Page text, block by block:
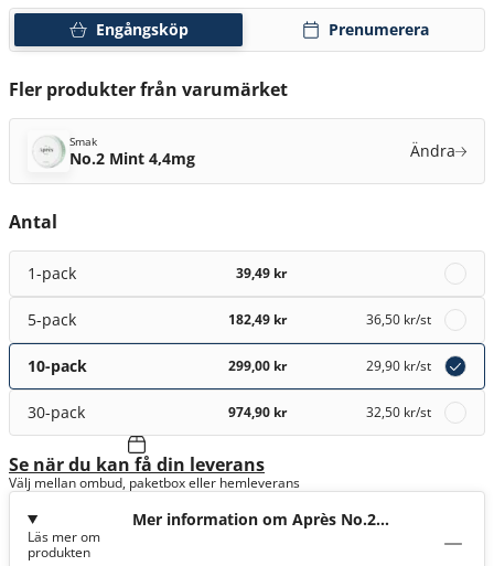
Engångsköp Prenumerera
Fler produkter från varumärket
Smak
No.2 Mint 4,4mg Ändra
Antal
1-pack 39,49 kr
5-pack 182,49 kr 36,50 kr/st
10-pack 299,00 kr 29,90 kr/st
30-pack 974,90 kr 32,50 kr/st
Se när du kan få din leverans
Välj mellan ombud, paketbox eller hemleverans
Mer information om Après No.2
Läs mer om
produkten